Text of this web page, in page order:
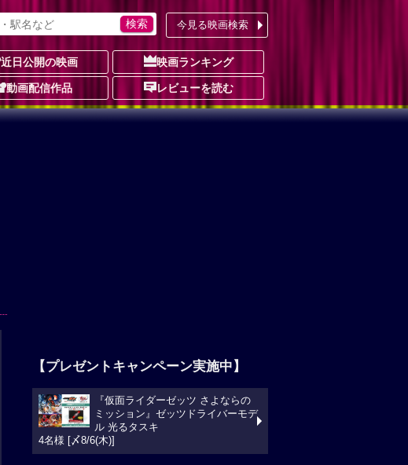
今見る映画検索
近日公開の映画 映画ランキング
動画配信作品 レビューを読む
【プレゼントキャンペーン実施中】
『仮面ライダーゼッツ さよならの
ミッション』ゼッツドライバーモデ
ル 光るタスキ
4名様 [〆8/6(木)]